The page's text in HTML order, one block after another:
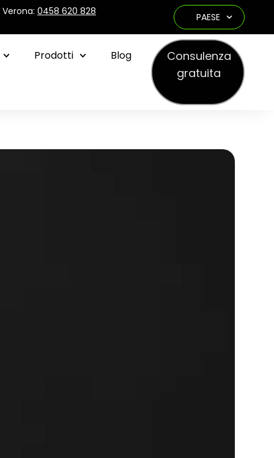
0458 620 828 PAESE
Prodotti Blog
Consulenza
gratuita